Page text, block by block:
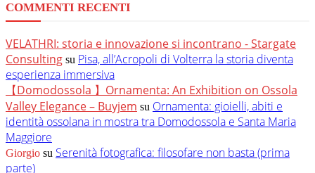
COMMENTI RECENTI
VELATHRI: storia e innovazione si incontrano - Stargate
Consulting su Pisa, all’Acropoli di Volterra la storia diventa
esperienza immersiva
【Domodossola 】Ornamenta: An Exhibition on Ossola
Valley Elegance – Buyjem su Ornamenta: gioielli, abiti e
identità ossolana in mostra tra Domodossola e Santa Maria
Maggiore
Giorgio su Serenità fotografica: filosofare non basta (prima
parte)